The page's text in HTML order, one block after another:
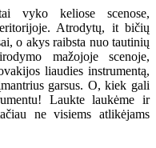
vyko keliose scenose,
Atrodytų, it bičių
o akys raibsta nuo tautinių
mažojoje scenoje,
liaudies instrumentą,
garsus. O, kiek gali
Laukte laukėme ir
ne visiems atlikėjams